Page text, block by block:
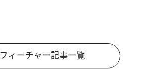
フィーチャー記事一覧